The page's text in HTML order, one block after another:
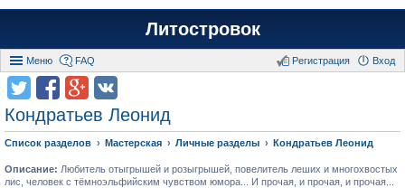
Литостровок
Меню FAQ Вход
Регистрация
Кондратьев Леонид
Список разделов Мастерская Личные разделы Кондратьев Леонид
Описание: Любитель отыгрышей и розыгрышей, повелитель леших и многохвостых
лис, человек с тёмноэльфийским чувством юмора... И прочая, и прочая, и прочая...